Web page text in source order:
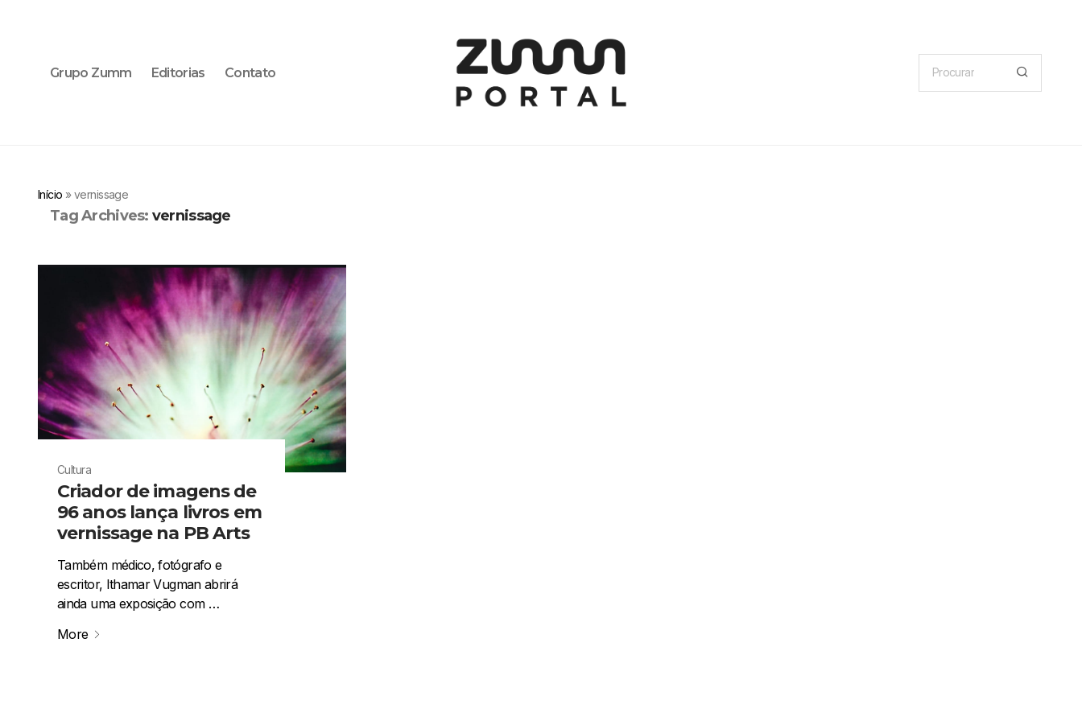
Grupo Zumm Editorias Contato
Início »vernissage
Tag Archives: vernissage
Cultura
Criador de imagens de
96 anos lança livros em
vernissage na PB Arts
Também médico, fotógrafo e
escritor, Ithamar Vugman abrirá
ainda uma exposição com …
More